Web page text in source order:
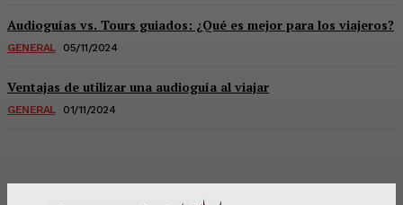
Audioguías vs. Tours guiados: ¿Qué es mejor para los viajeros?
GENERAL 05/11/2024
Ventajas de utilizar una audioguía al viajar
GENERAL 01/11/2024